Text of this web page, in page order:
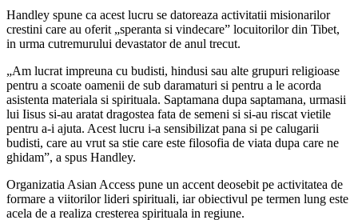
Handley spune ca acest lucru se datoreaza activitatii misionarilor
crestini care au oferit „speranta si vindecare” locuitorilor din Tibet,
in urma cutremurului devastator de anul trecut.
„Am lucrat impreuna cu budisti, hindusi sau alte grupuri religioase
pentru a scoate oamenii de sub daramaturi si pentru a le acorda
asistenta materiala si spirituala. Saptamana dupa saptamana, urmasii
lui Iisus si-au aratat dragostea fata de semeni si si-au riscat vietile
pentru a-i ajuta. Acest lucru i-a sensibilizat pana si pe calugarii
budisti, care au vrut sa stie care este filosofia de viata dupa care ne
ghidam”, a spus Handley.
Organizatia Asian Access pune un accent deosebit pe activitatea de
formare a viitorilor lideri spirituali, iar obiectivul pe termen lung este
acela de a realiza cresterea spirituala in regiune.